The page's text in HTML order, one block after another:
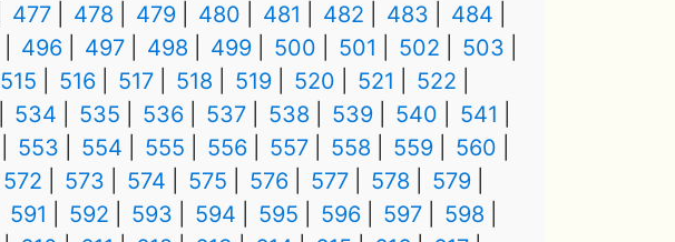
477 478 479 480 481 482 483
484
496 497 498 499 500 501 502
503
515 516 517 518 519 520 521
522
534 535 536 537 538 539 540
541
553 554 555 556 557 558 559
560
572 573 574 575 576 577 578
579
591 592 593 594 595 596 597
598